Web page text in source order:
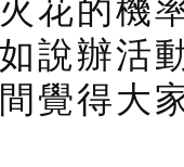
說辦活
覺得大